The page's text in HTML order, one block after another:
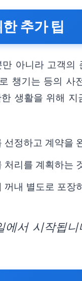
추가 팁
아니라 고객
챙기는 등의
생활을 위해
정하고 계약을
리를 계획하는
내 별도로 포장
서 시작됩니